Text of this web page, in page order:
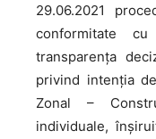
29.06.2021
conformitate
transparența
privind intenţia
Zonal –
individuale,